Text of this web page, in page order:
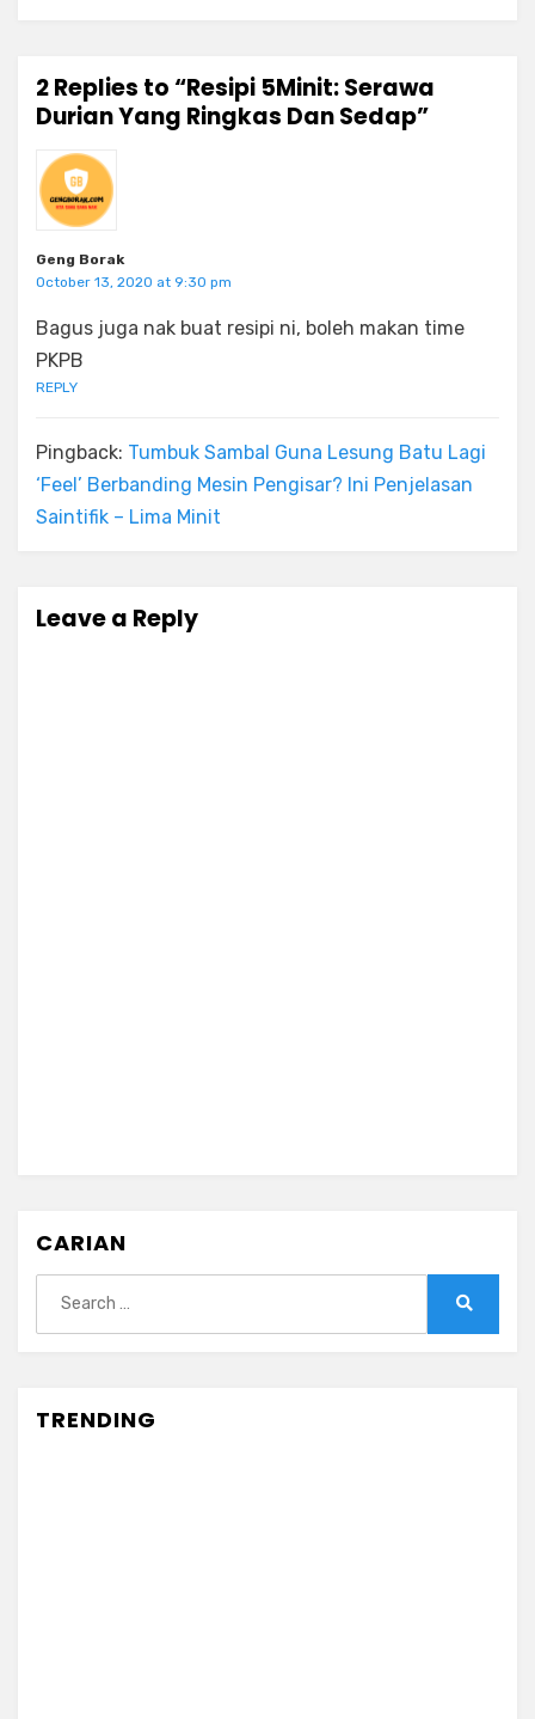
2 Replies to “Resipi 5Minit: Serawa
Durian Yang Ringkas Dan Sedap”
Geng Borak
October 13, 2020 at 9:30 pm
Bagus juga nak buat resipi ni, boleh makan time
PKPB
REPLY
Pingback: Tumbuk Sambal Guna Lesung Batu Lagi
‘Feel’ Berbanding Mesin Pengisar? Ini Penjelasan
Saintifik – Lima Minit
Leave a Reply
CARIAN
for:
TRENDING